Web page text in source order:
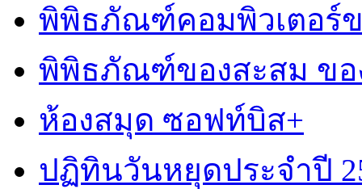
พิพิธภัณฑ์คอมพิวเตอร์
พิพิธภัณฑ์ของสะสม ขอ
ห้องสมุด ซอฟท์บิส+
ปฏิทินวันหยุดประจำปี